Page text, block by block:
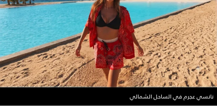
نانسي عجرم في الساحل الشمالي